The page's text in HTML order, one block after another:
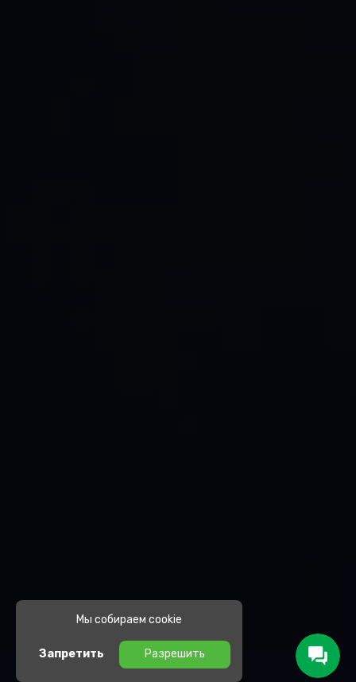
Мы собираем cookie
Запретить Разрешить